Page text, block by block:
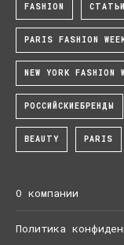
FASHION СТАТЬИ
PARIS FASHION
NEW YORK FASHION
РОССИЙСКИЕБРЕНДЫ
BEAUTY PARIS
О компании
Политика